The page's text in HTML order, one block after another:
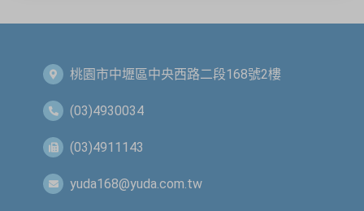
桃園市中壢區中央西路二段168號2樓
(03)4930034
(03)4911143
yuda168@yuda.com.tw